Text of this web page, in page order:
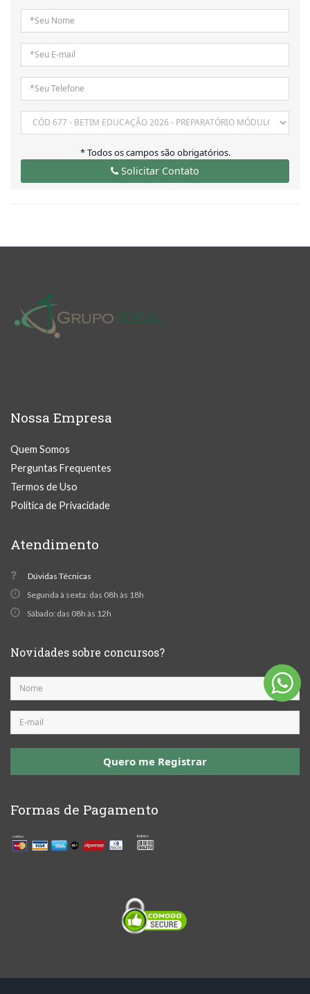
* Todos os campos são obrigatórios.
Solicitar Contato
Nossa Empresa
Quem Somos
Perguntas Frequentes
Termos de Uso
Política de Privacidade
Atendimento
Dúvidas Técnicas
Segunda à sexta: das 08h às 18h
Sábado: das 08h às 12h
Novidades sobre concursos?
Quero me Registrar
Formas de Pagamento